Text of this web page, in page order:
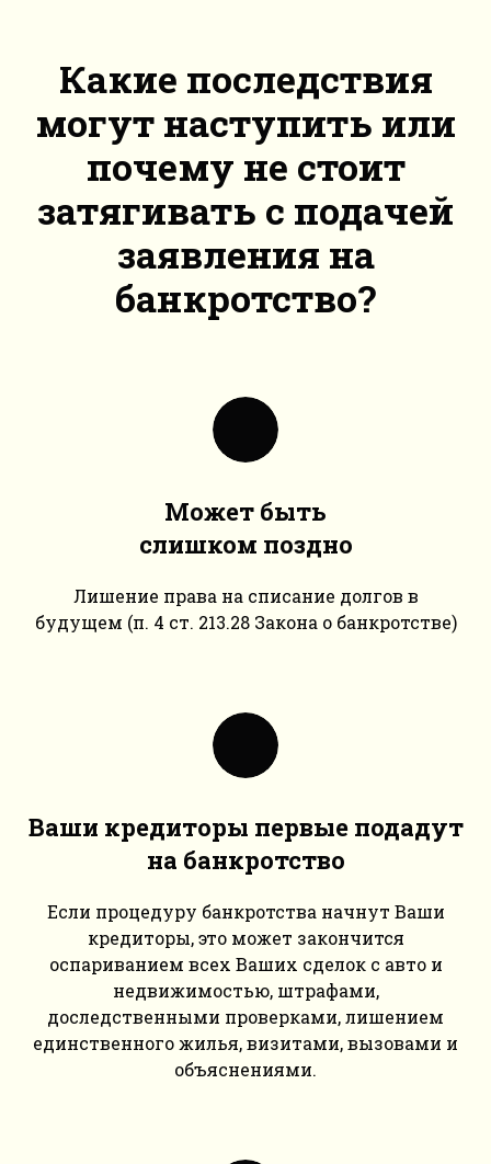
Какие последствия
могут наступить или
почему не стоит
затягивать с подачей
заявления на
банкротство?
Может быть
слишком поздно
Лишение права на списание долгов в
будущем (п. 4 ст. 213.28 Закона о банкротстве)
Ваши кредиторы первые подадут
на банкротство
Если процедуру банкротства начнут Ваши
кредиторы, это может закончится
оспариванием всех Ваших сделок с авто и
недвижимостью, штрафами,
доследственными проверками, лишением
единственного жилья, визитами, вызовами и
объяснениями.